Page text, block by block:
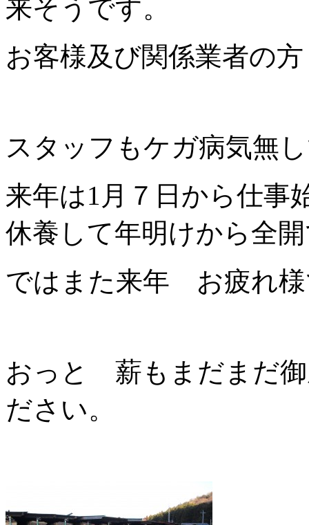
来そうです。
お客様及び関係業者の
スタッフもケガ病気無
来年は1月７日から仕
休養して年明けから全
ではまた来年 お疲れ様
おっと 薪もまだまだ
ださい。